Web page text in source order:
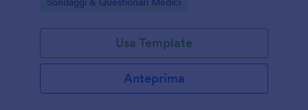
risposte con Jotform.
Usa Template
Anteprima